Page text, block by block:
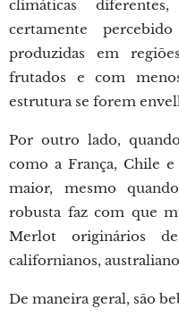
climáticas
certamente
produzidas em
frutados e com
estrutura se forem
Por outro lado,
como a França, Chile
maior, mesmo
robusta faz com que
Merlot originários
californianos,
De maneira geral, são